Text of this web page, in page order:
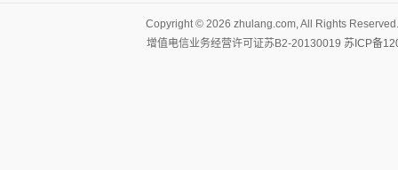
Copyright © 2026 zhulang.com, All Rights
增值电信业务经营许可证苏B2-20130019 苏ICP备